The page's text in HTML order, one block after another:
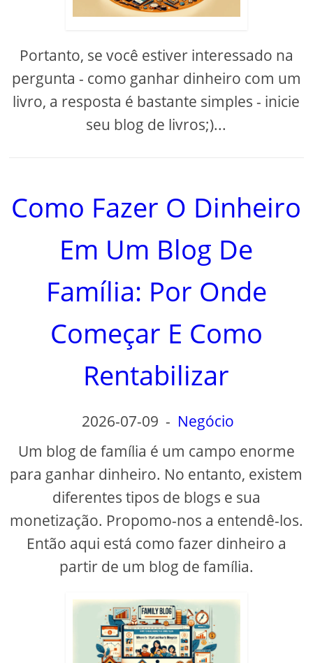
Portanto, se você estiver interessado na
pergunta - como ganhar dinheiro com um
livro, a resposta é bastante simples - inicie
seu blog de livros;)...
Como Fazer O Dinheiro
Em Um Blog De
Família: Por Onde
Começar E Como
Rentabilizar
2026-07-09 - Negócio
Um blog de família é um campo enorme
para ganhar dinheiro. No entanto, existem
diferentes tipos de blogs e sua
monetização. Propomo-nos a entendê-los.
Então aqui está como fazer dinheiro a
partir de um blog de família.